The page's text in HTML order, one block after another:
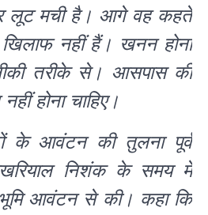
लूट मची है। आगे वह कहते
नहीं हैं। खनन होना
तरीके से। आसपास की
होना चाहिए।
के आवंटन की तुलना पूर्व
निशंक के समय में
आवंटन से की। कहा कि